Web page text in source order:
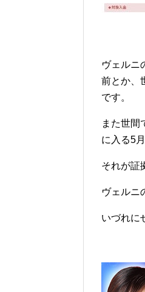
ヴェルニ
前とか、
です。
また世間
に入る5
それが証
ヴェルニ
いづれに